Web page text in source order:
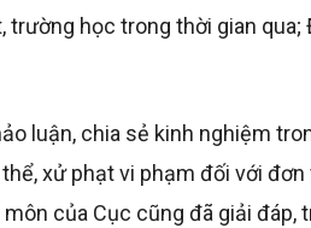
học trong thời gian qua;
luận, chia sẻ kinh nghiệm
xử phạt vi phạm đối với
của Cục cũng đã giải đáp,